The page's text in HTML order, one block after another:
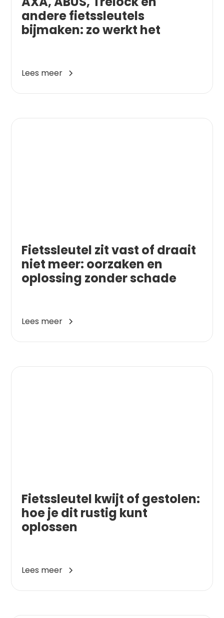
andere fietssleutels
bijmaken: zo werkt het
Lees meer
Fietssleutel zit vast of draait
niet meer: oorzaken en
oplossing zonder schade
Lees meer
Fietssleutel kwijt of gestolen:
hoe je dit rustig kunt
oplossen
Lees meer